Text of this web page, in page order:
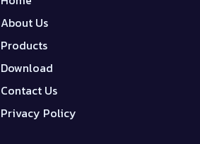
About Us
Products
Download
Contact Us
Privacy Policy